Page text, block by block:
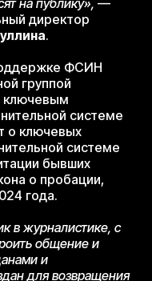
на публику», —
директор
.
ФСИН
группой
ключевым
системе
о ключевых
системе
бывших
о пробации,
года.
в журналистике, с
общение и
и
для возвращения